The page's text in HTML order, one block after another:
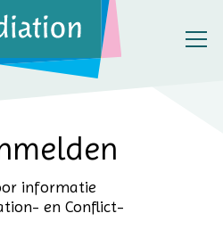
informatie
en Conflict­